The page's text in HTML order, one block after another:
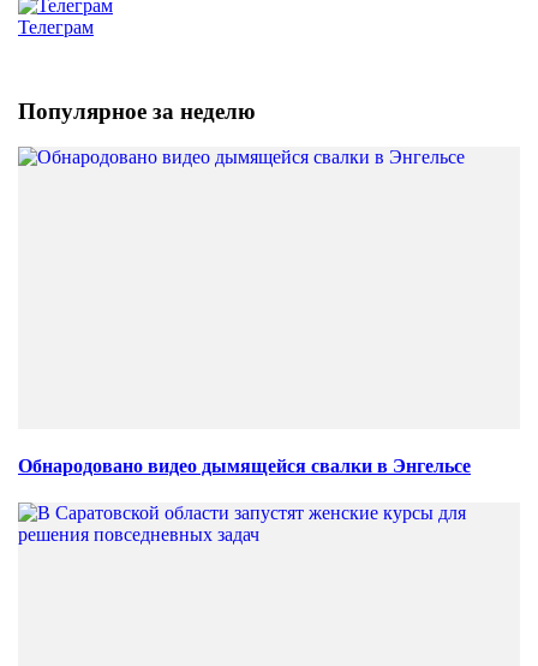
Телеграм
Популярное за неделю
Обнародовано видео дымящейся свалки в Энгельсе